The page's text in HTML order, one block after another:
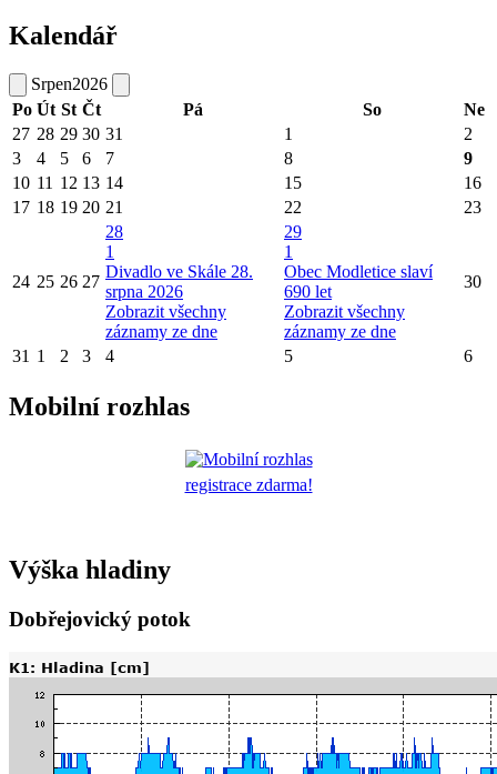
Kalendář
Srpen2026
Po Út St Čt Pá So
Ne
27 28 29 30 31 1
2
3
4 5 6 7 8
9
10 11 12 13 14 15
16
17 18 19 20 21 22 23
24 25 26 27
28
1
Divadlo ve Skále 28.
srpna 2026
Zobrazit všechny
záznamy ze dne
29
1
Obec Modletice slaví
690 let
Zobrazit všechny
záznamy ze dne
30
31 1 2 3 4 5 6
Mobilní rozhlas
registrace zdarma!
Výška hladiny
Dobřejovický potok